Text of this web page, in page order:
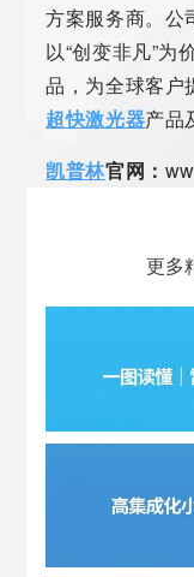
方案服务商。公
以“创变非凡”为
品，为全球客户
超快激光器产品
凯普林官网：
更多